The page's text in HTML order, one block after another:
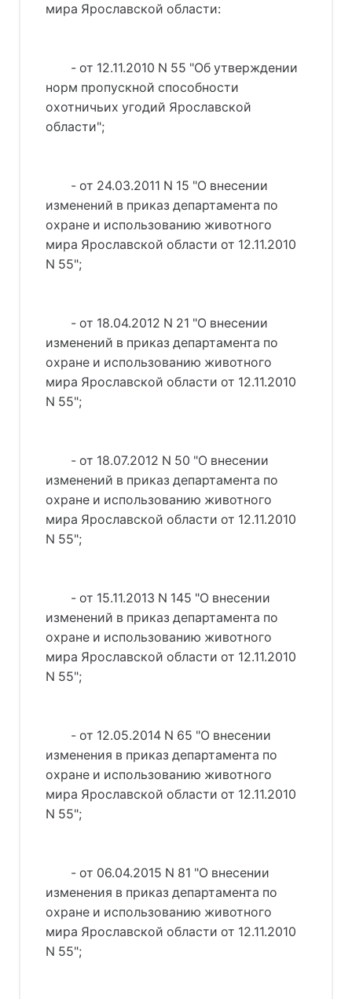
мира Ярославской области:
- от 12.11.2010 N 55 "Об утверждении
норм пропускной способности
охотничьих угодий Ярославской
области";
- от 24.03.2011 N 15 "О внесении
изменений в приказ департамента по
охране и использованию животного
мира Ярославской области от 12.11.2010
N 55";
- от 18.04.2012 N 21 "О внесении
изменений в приказ департамента по
охране и использованию животного
мира Ярославской области от 12.11.2010
N 55";
- от 18.07.2012 N 50 "О внесении
изменений в приказ департамента по
охране и использованию животного
мира Ярославской области от 12.11.2010
N 55";
- от 15.11.2013 N 145 "О внесении
изменений в приказ департамента по
охране и использованию животного
мира Ярославской области от 12.11.2010
N 55";
- от 12.05.2014 N 65 "О внесении
изменения в приказ департамента по
охране и использованию животного
мира Ярославской области от 12.11.2010
N 55";
- от 06.04.2015 N 81 "О внесении
изменения в приказ департамента по
охране и использованию животного
мира Ярославской области от 12.11.2010
N 55";